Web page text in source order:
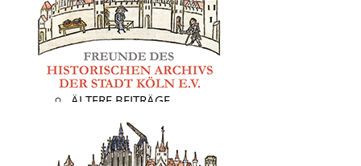
BEITRÄGE 2022
BEITRÄGE 2021
BEITRÄGE 2020
ÄLTERE BEITRÄGE
VERANSTALTUNGEN